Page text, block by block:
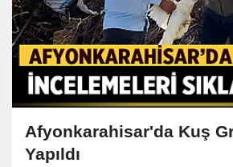
Afyonkarahisar'da Kuş
Yapıldı